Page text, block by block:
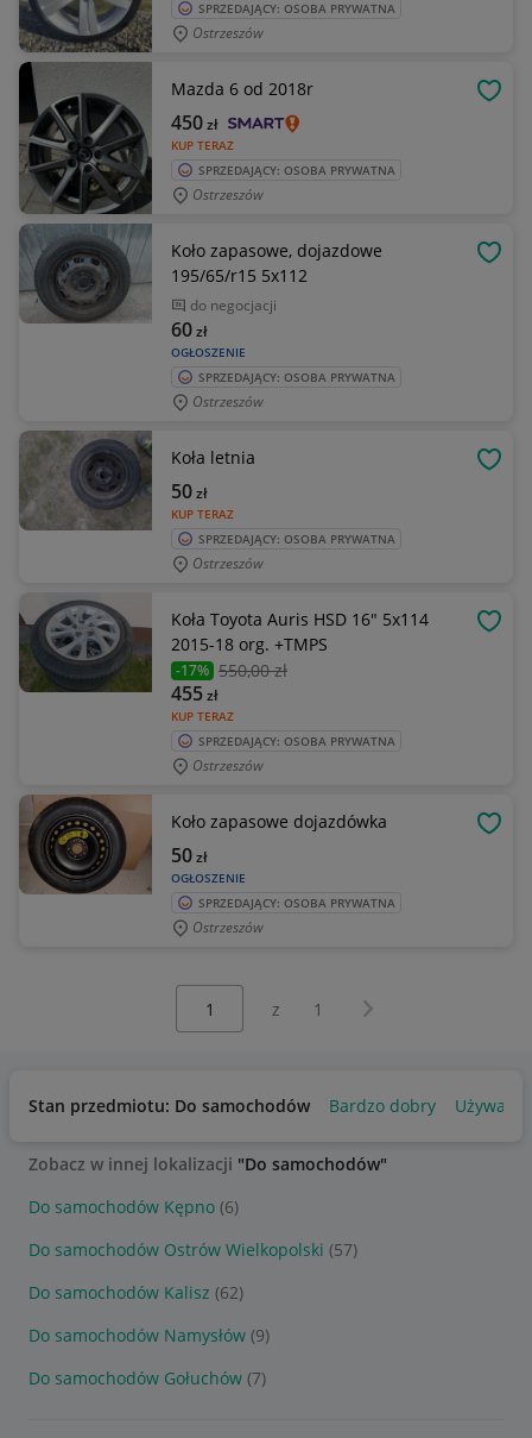
SPRZEDAJĄCY: OSOBA PRYWATNA
Ostrzeszów
Mazda 6 od 2018r
KUP TERAZ
450zł
SPRZEDAJĄCY: OSOBA PRYWATNA
Ostrzeszów
Koło zapasowe, dojazdowe
195/65/r15 5x112
do negocjacji
OGŁOSZENIE
60zł
SPRZEDAJĄCY: OSOBA PRYWATNA
Ostrzeszów
Koła letnia
KUP TERAZ
50zł
SPRZEDAJĄCY: OSOBA PRYWATNA
Ostrzeszów
Koła Toyota Auris HSD 16" 5x114
2015-18 org. +TMPS
-17% 550,00 zł
KUP TERAZ
455zł
SPRZEDAJĄCY: OSOBA PRYWATNA
Ostrzeszów
Koło zapasowe dojazdówka
OGŁOSZENIE
50zł
SPRZEDAJĄCY: OSOBA PRYWATNA
Ostrzeszów
z 1 Następna strona
Stan przedmiotu: Do samochodów Bardzo dobry Używany
Zobacz w innej lokalizacji "Do samochodów"
Do samochodów Kępno (6)
Do samochodów Ostrów Wielkopolski (57)
Do samochodów Kalisz (62)
Do samochodów Namysłów (9)
Do samochodów Gołuchów (7)